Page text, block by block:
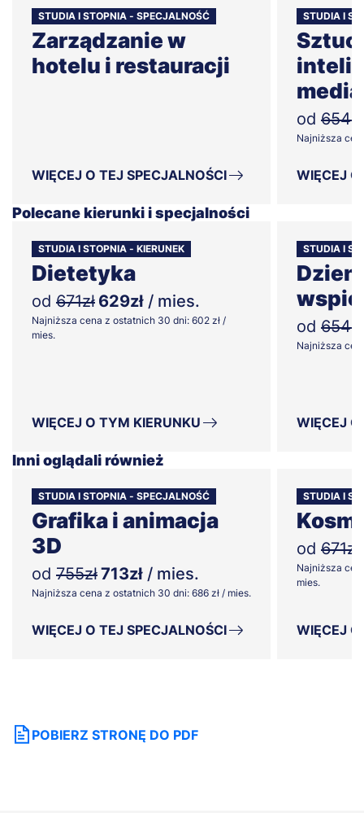
STUDIA I STOPNIA - SPECJALNOŚĆ
Zarządzanie w
hotelu i restauracji
WIĘCEJ O TEJ SPECJALNOŚCI
STUDIA I
od 654zł
Najniższa
WIĘCEJ
Polecane kierunki i specjalności
STUDIA I STOPNIA - KIERUNEK
Dietetyka
od 671zł 629zł / mies.
Najniższa cena z ostatnich 30 dni: 602 zł /
mies.
WIĘCEJ O TYM KIERUNKU
STUDIA I
od 654zł
Najniższa
WIĘCEJ
Inni oglądali również
STUDIA I STOPNIA - SPECJALNOŚĆ
Grafika i animacja
3D
od 755zł713zł / mies.
Najniższa cena z ostatnich 30 dni: 686 zł / mies.
WIĘCEJ O TEJ SPECJALNOŚCI
STUDIA I
od 671zł
Najniższa
mies.
WIĘCEJ
POBIERZ STRONĘ DO PDF